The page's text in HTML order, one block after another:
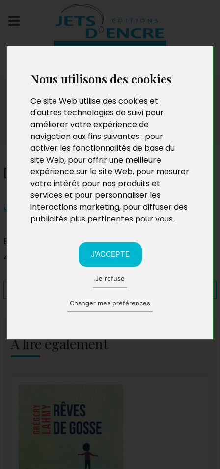
Nous utilisons des cookies
Ce site Web utilise des cookies et
d'autres technologies de suivi pour
améliorer votre expérience de
navigation aux fins suivantes : pour
activer les fonctionnalités de base du
site Web, pour offrir une meilleure
expérience sur le site Web, pour mesurer
votre intérêt pour nos produits et
services et pour personnaliser les
interactions marketing, pour diffuser des
publicités plus pertinentes pour vous.
J'ACCEPTE
Je refuse
Changer mes préférences
Dédicaces
Dominique Boumier
samedi 26 septembre 2015 – 14h à 18h
Espace Culturel Leclerc Camus
49000 Angers
A lire également